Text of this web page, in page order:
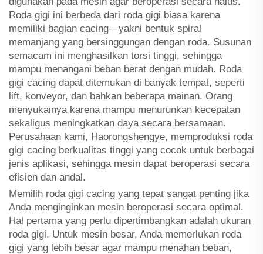
Roda gigi ini berbeda dari roda gigi biasa karena
memiliki bagian cacing—yakni bentuk spiral
memanjang yang bersinggungan dengan roda. Susunan
semacam ini menghasilkan torsi tinggi, sehingga
mampu menangani beban berat dengan mudah. Roda
gigi cacing dapat ditemukan di banyak tempat, seperti
lift, konveyor, dan bahkan beberapa mainan. Orang
menyukainya karena mampu menurunkan kecepatan
sekaligus meningkatkan daya secara bersamaan.
Perusahaan kami, Haorongshengye, memproduksi roda
gigi cacing berkualitas tinggi yang cocok untuk berbagai
jenis aplikasi, sehingga mesin dapat beroperasi secara
efisien dan andal.
Memilih roda gigi cacing yang tepat sangat penting jika
Anda menginginkan mesin beroperasi secara optimal.
Hal pertama yang perlu dipertimbangkan adalah ukuran
roda gigi. Untuk mesin besar, Anda memerlukan roda
gigi yang lebih besar agar mampu menahan beban,